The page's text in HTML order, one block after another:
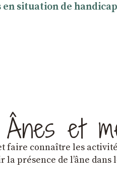
en situation de
Ânes et
faire connaître les
la présence de lʼâne